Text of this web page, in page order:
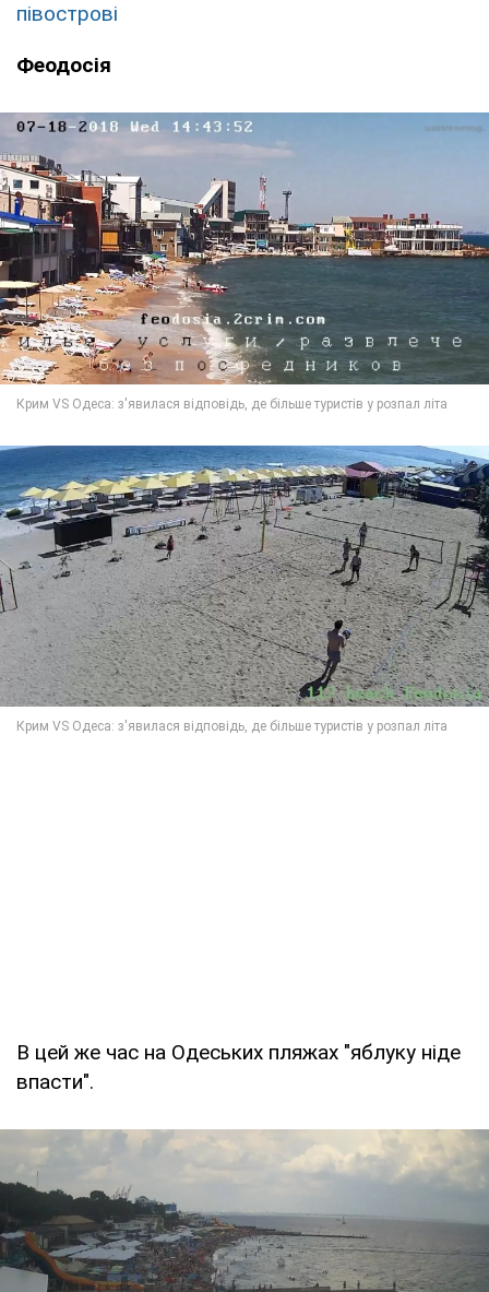
півострові
Феодосія
В цей же час на Одеських пляжах "яблуку ніде
впасти".